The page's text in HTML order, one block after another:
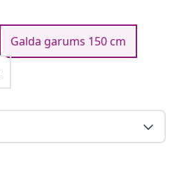
Galda garums 150 cm